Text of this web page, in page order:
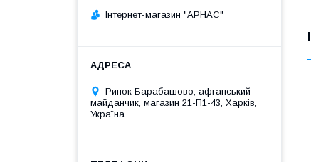
Інтернет-магазин "АРНАС"
Ринок Барабашово, афганський
майданчик, магазин 21-П1-43, Харків,
Україна